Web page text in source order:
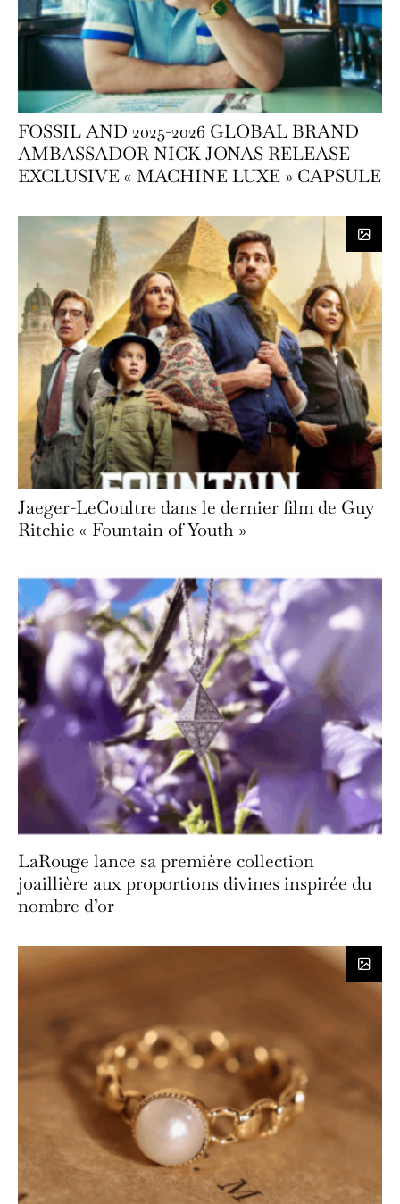
FOSSIL AND 2025-2026 GLOBAL BRAND
AMBASSADOR NICK JONAS RELEASE
EXCLUSIVE « MACHINE LUXE » CAPSULE
Jaeger-LeCoultre dans le dernier film de Guy
Ritchie « Fountain of Youth »
LaRouge lance sa première collection
joaillière aux proportions divines inspirée du
nombre d’or